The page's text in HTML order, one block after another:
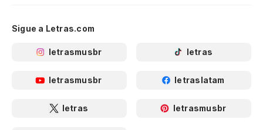
Sigue a Letras.com
letrasmusbr letras
letrasmusbr letraslatam
letras letrasmusbr